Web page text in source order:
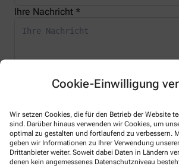
Cookie-Einwilligung
Wir setzen Cookies, die für den Betrieb der Website
sind. Darüber hinaus verwenden wir Cookies, um
optimal zu gestalten und fortlaufend zu verbessern.
geben wir Informationen zu Ihrer Verwendung
Drittanbieter weiter. Soweit dabei Daten in Ländern
denen kein angemessenes Datenschutzniveau
Ihre Nachricht *
Ich erkläre mich damit einverstanden, dass die
Daten elektronisch erfasst und gespeichert
von mir ausgesuchte Apotheke übergeben
der Verarbeitung ist Art. 6 Abs. 1 lit. a DS-